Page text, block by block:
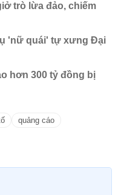
trò lừa đảo, chiếm
'nữ quái' tự xưng Đại
hơn 300 tỷ đồng bị
quảng cáo